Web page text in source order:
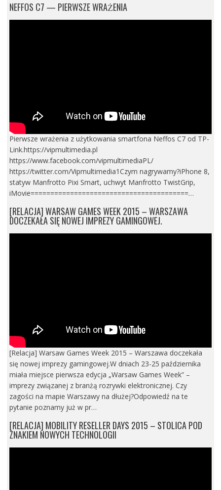
NEFFOS C7 — PIERWSZE WRAŻENIA
Pierwsze wrażenia z użytkowania smartfona Neffos C7 od TP-
Link.https://vipmultimedia.pl
https://www.facebook.com/vipmultimediaPL/
https://twitter.com/Vipmultimedia1Czym nagrywamy?iPhone 8,
statyw Manfrotto Pixi Smart, uchwyt Manfrotto TwistGrip,
iMovie========================================…
[RELACJA] WARSAW GAMES WEEK 2015 – WARSZAWA
DOCZEKAŁA SIĘ NOWEJ IMPREZY GAMINGOWEJ.
[Relacja] Warsaw Games Week 2015 – Warszawa doczekała
się nowej imprezy gamingowej.W dniach 23-25 października
miała miejsce pierwsza edycja „Warsaw Games Week” –
imprezy związanej z branżą rozrywki elektronicznej. Czy
zagości na mapie Warszawy na dłużej?Odpowiedź na te
pytanie poznamy już w pr…
[RELACJA] MOBILITY RESELLER DAYS 2015 – STOLICA POD
ZNAKIEM NOWYCH TECHNOLOGII